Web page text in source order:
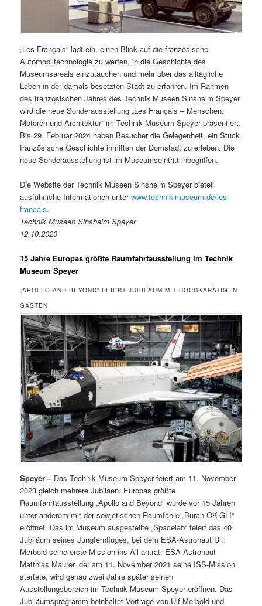
„Les Français“ lädt ein, einen Blick auf die französische
Automobiltechnologie zu werfen, in die Geschichte des
Museumsareals einzutauchen und mehr über das alltägliche
Leben in der damals besetzten Stadt zu erfahren. Im Rahmen
des französischen Jahres des Technik Museen Sinsheim Speyer
wird die neue Sonderausstellung „Les Français – Menschen,
Motoren und Architektur“ im Technik Museum Speyer präsentiert.
Bis 29. Februar 2024 haben Besucher die Gelegenheit, ein Stück
französische Geschichte inmitten der Domstadt zu erleben. Die
neue Sonderausstellung ist im Museumseintritt inbegriffen.
Die Website der Technik Museen Sinsheim Speyer bietet
ausführliche Informationen unterwww.technik-museum.de/les-
francais.
Technik Museen Sinsheim Speyer
12.10.2023
15 Jahre Europas größte Raumfahrtausstellung im Technik
Museum Speyer
„APOLLO AND BEYOND“ FEIERT JUBILÄUM MIT HOCHKARÄTIGEN
GÄSTEN
Speyer – Das Technik Museum Speyer feiert am 11. November
2023 gleich mehrere Jubiläen. Europas größte
Raumfahrtausstellung „Apollo and Beyond“ wurde vor 15 Jahren
unter anderem mit der sowjetischen Raumfähre „Buran OK-GLI“
eröffnet. Das im Museum ausgestellte „Spacelab“ feiert das 40.
Jubiläum seines Jungfernfluges, bei dem ESA-Astronaut Ulf
Merbold seine erste Mission ins All antrat. ESA-Astronaut
Matthias Maurer, der am 11. November 2021 seine ISS-Mission
startete, wird genau zwei Jahre später seinen
Ausstellungsbereich im Technik Museum Speyer eröffnen. Das
Jubiläumsprogramm beinhaltet Vorträge von Ulf Merbold und